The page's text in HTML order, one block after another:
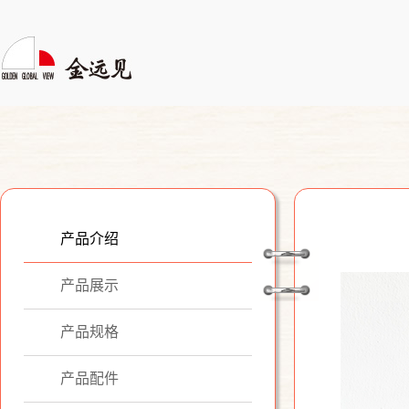
产品介绍
产品展示
产品规格
产品配件